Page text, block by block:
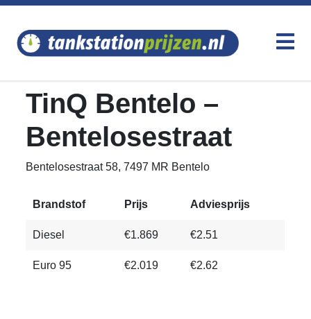
TinQ Bentelo –
Bentelosestraat
Bentelosestraat 58, 7497 MR Bentelo
Brandstof Prijs Adviesprijs
Diesel €1.869 €2.51
Euro 95 €2.019 €2.62